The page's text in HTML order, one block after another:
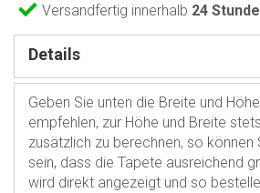
Versandfertig innerhalb 24
Details
Geben Sie unten die Breite und
empfehlen, zur Höhe und Breite
zusätzlich zu berechnen, so können
sein, dass die Tapete ausreichend
wird direkt angezeigt und so